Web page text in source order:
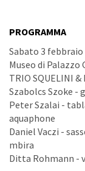
PROGRAMMA
Sabato 3 febbraio
Museo di Palazzo
TRIO SQUELINI &
Szabolcs Szoke -
Peter Szalai -
aquaphone
Daniel Vaczi -
mbira
Ditta Rohmann -